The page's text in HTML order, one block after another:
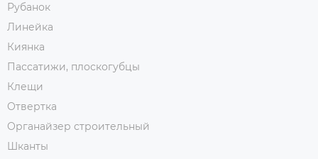
Рубанок
Линейка
Киянка
Пассатижи, плоскогубцы
Клещи
Отвертка
Органайзер строительный
Шканты